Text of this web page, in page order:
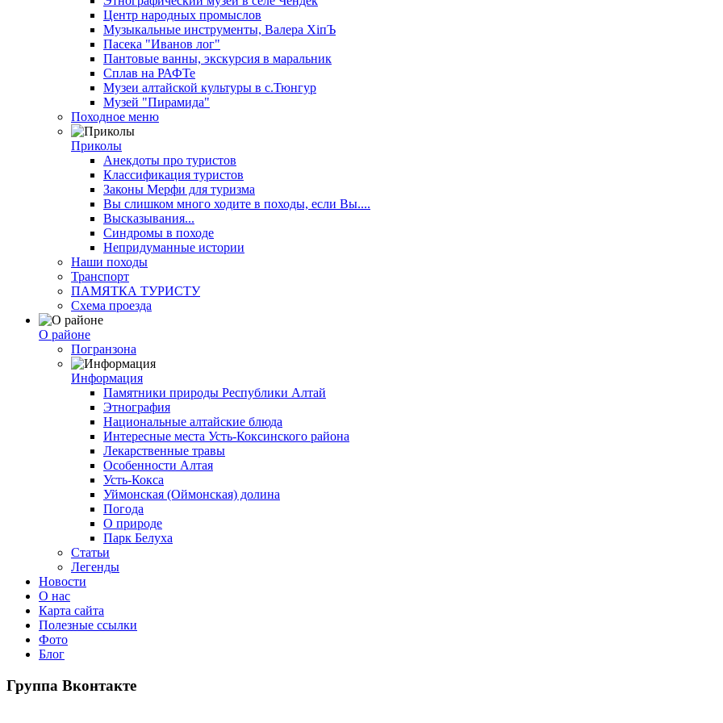
Центр народных промыслов
Музыкальные инструменты, Валера ХiпЪ
Пасека "Иванов лог"
Пантовые ванны, экскурсия в маральник
Сплав на РАФТе
Музеи алтайской культуры в с.Тюнгур
Музей "Пирамида"
Походное меню
Приколы
Анекдоты про туристов
Классификация туристов
Законы Мерфи для туризма
Вы слишком много ходите в походы, если Вы....
Высказывания...
Синдромы в походе
Непридуманные истории
Наши походы
Транспорт
ПАМЯТКА ТУРИСТУ
Схема проезда
О районе
Погранзона
Информация
Памятники природы Республики Алтай
Этнография
Национальные алтайские блюда
Интересные места Усть-Коксинского района
Лекарственные травы
Особенности Алтая
Усть-Кокса
Уймонская (Оймонская) долина
Погода
О природе
Парк Белуха
Статьи
Легенды
Новости
О нас
Карта сайта
Полезные ссылки
Фото
Блог
Группа Вконтакте